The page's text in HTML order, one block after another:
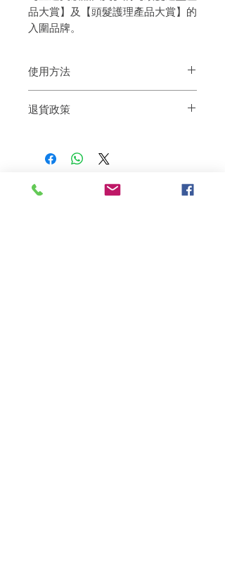
品大賞】及【頭髮護理產品大賞】的
入圍品牌。
使用方法
然融合於髮絲。
髮尾的損傷。
退貨政策
到我們的產品後的前7天內通過電子郵件
費。謝謝。
相關產品